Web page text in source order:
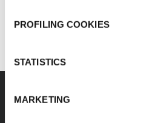
PROFILING COOKIES
STATISTICS
MARKETING
CONTATTACI